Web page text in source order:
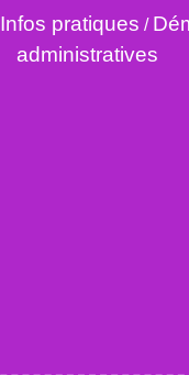
Infos pratiques /
administratives